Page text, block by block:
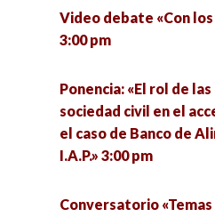
Taller «Trabajando con
tráfico de personas» 3:00
Conversatorio «Cuidado,
comunicación» 4:00 pm
4T» 4:00 pm
Video debate «Con
3:00 pm
Ponencia: «El rol de
sociedad civil en el
el caso de Banco de
I.A.P.» 3:00 pm
Conversatorio